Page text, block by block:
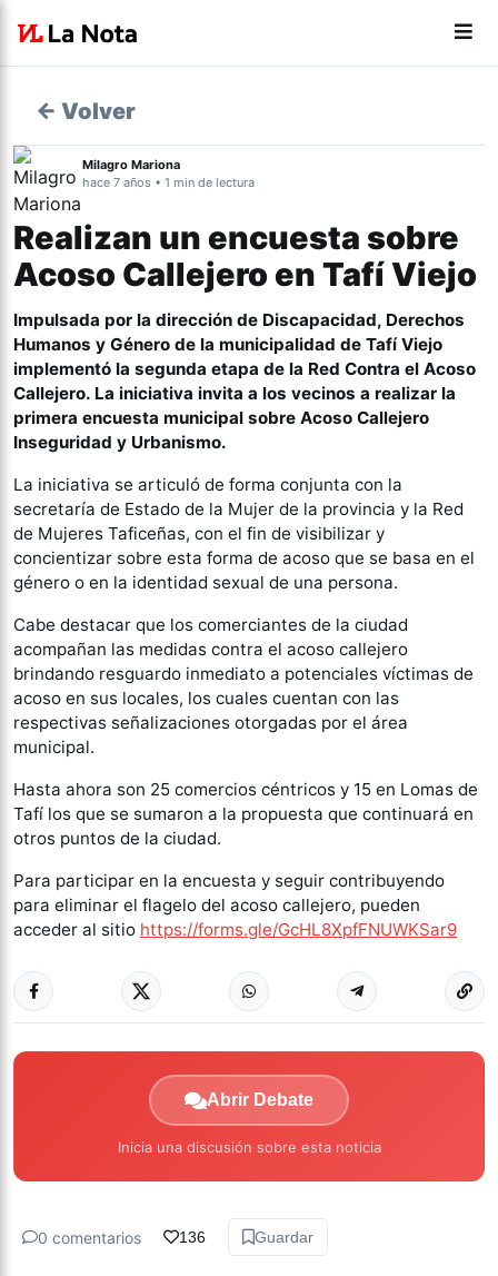
← Volver
Milagro Mariona
hace 7 años • 1 min de lectura
Realizan un encuesta sobre
Acoso Callejero en Tafí Viejo
Impulsada por la dirección de Discapacidad, Derechos
Humanos y Género de la municipalidad de Tafí Viejo
implementó la segunda etapa de la Red Contra el Acoso
Callejero. La iniciativa invita a los vecinos a realizar la
primera encuesta municipal sobre Acoso Callejero
Inseguridad y Urbanismo.
La iniciativa se articuló de forma conjunta con la
secretaría de Estado de la Mujer de la provincia y la Red
de Mujeres Taficeñas, con el fin de visibilizar y
concientizar sobre esta forma de acoso que se basa en el
género o en la identidad sexual de una persona.
Cabe destacar que los comerciantes de la ciudad
acompañan las medidas contra el acoso callejero
brindando resguardo inmediato a potenciales víctimas de
acoso en sus locales, los cuales cuentan con las
respectivas señalizaciones otorgadas por el área
municipal.
Hasta ahora son 25 comercios céntricos y 15 en Lomas de
Tafí los que se sumaron a la propuesta que continuará en
otros puntos de la ciudad.
Para participar en la encuesta y seguir contribuyendo
para eliminar el flagelo del acoso callejero, pueden
acceder al sitio https://forms.gle/GcHL8XpfFNUWKSar9
Abrir Debate
Inicia una discusión sobre esta noticia
0 comentarios 136 Guardar